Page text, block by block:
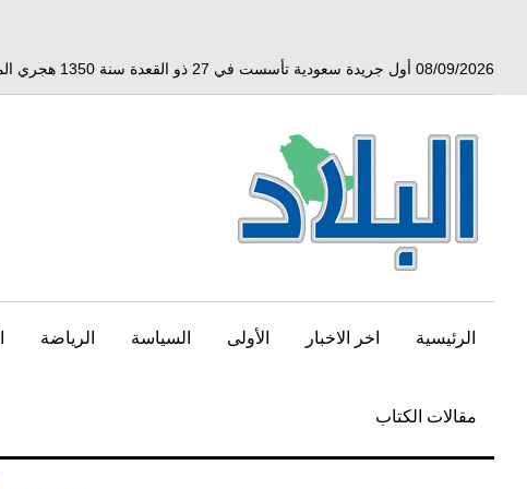
08/09/2026 أول جريدة سعودية تأسست في 27 ذو القعدة سنة 1350 هجري الموافق 3 أبريل 1932 ميلادي
الرئيسية اخر الاخبار الأولى السياسة الرياضة
مقالات الكتاب